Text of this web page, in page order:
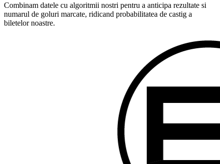
Combinam datele cu algoritmii nostri pentru a anticipa rezultate si
numarul de goluri marcate, ridicand probabilitatea de castig a
biletelor noastre.